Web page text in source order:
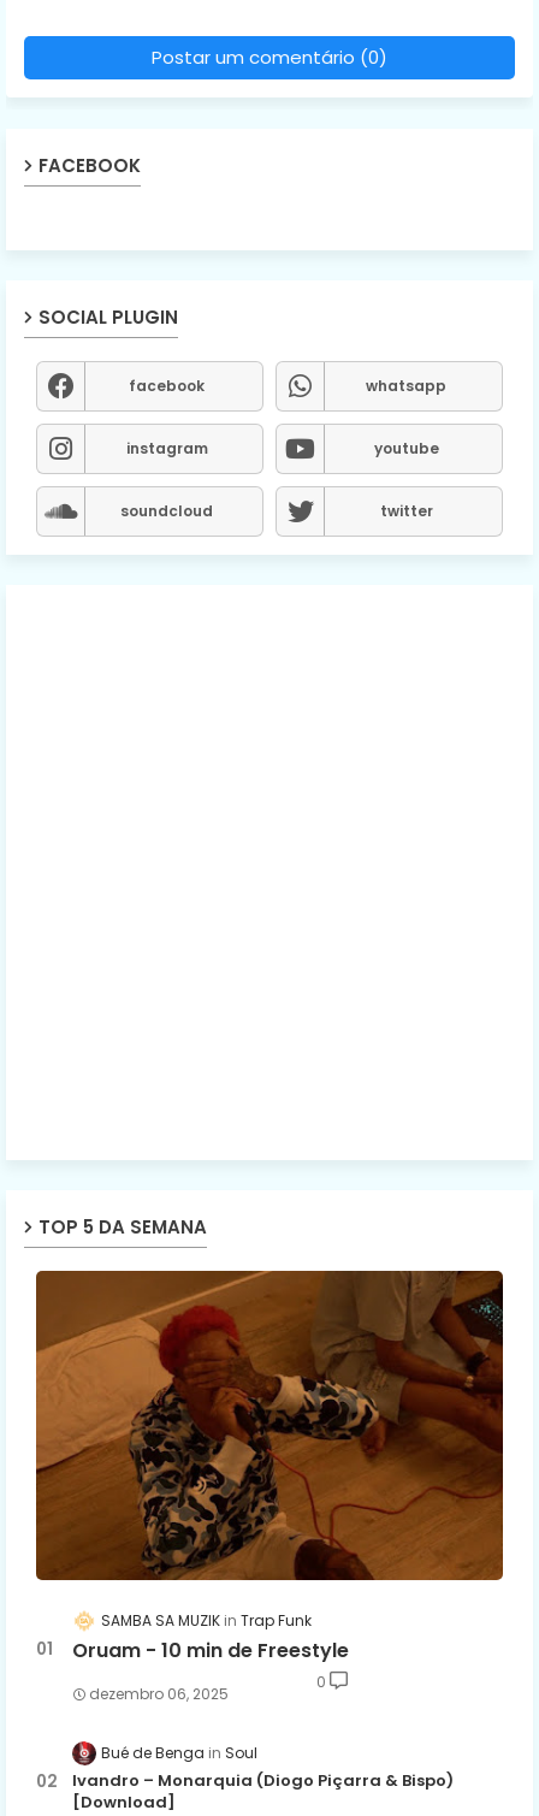
Postar um comentário (0)
FACEBOOK
SOCIAL PLUGIN
facebook whatsapp
instagram youtube
soundcloud twitter
TOP 5 DA SEMANA
SAMBA SA MUZIK Trap Funk
Oruam - 10 min de Freestyle
dezembro 06, 2025
0
Bué de Benga Soul
Ivandro – Monarquia (Diogo Piçarra & Bispo)
[Download]